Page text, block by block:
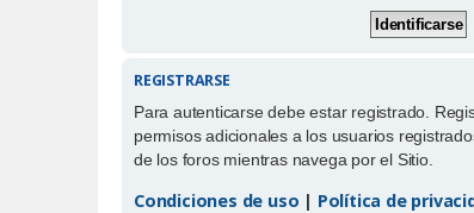
REGISTRARSE
Para autenticarse debe estar registrado.
permisos adicionales a los usuarios
de los foros mientras navega por el Sitio.
Condiciones de uso | Política de